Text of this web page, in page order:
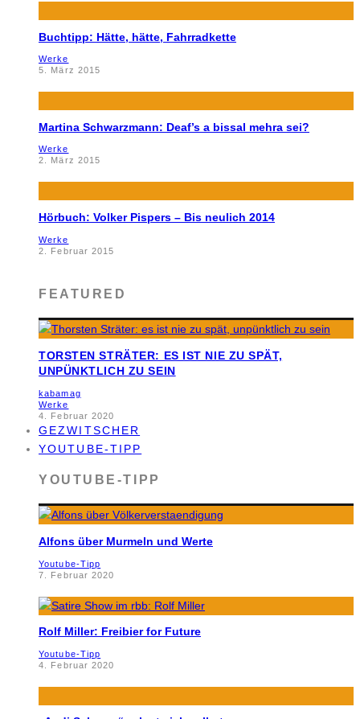
Buchtipp: Hätte, hätte, Fahrradkette
Werke
5. März 2015
Martina Schwarzmann: Deaf’s a bissal mehra sei?
Werke
2. März 2015
Hörbuch: Volker Pispers – Bis neulich 2014
Werke
2. Februar 2015
FEATURED
TORSTEN STRÄTER: ES IST NIE ZU SPÄT,
UNPÜNKTLICH ZU SEIN
kabamag
Werke
4. Februar 2020
GEZWITSCHER
YOUTUBE-TIPP
YOUTUBE-TIPP
Alfons über Murmeln und Werte
Youtube-Tipp
7. Februar 2020
Rolf Miller: Freibier for Future
Youtube-Tipp
4. Februar 2020